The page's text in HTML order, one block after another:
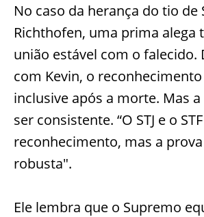
No caso da herança do tio de
Richthofen, uma prima alega
união estável com o falecido.
com Kevin, o
inclusive após a morte. Mas
ser consistente. “O STJ e o
reconhecimento, mas a
robusta".
Ele lembra que o Supremo